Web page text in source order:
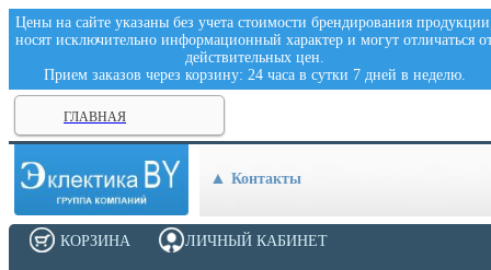
Цены на сайте указаны без учета стоимости брендирования
носят исключительно информационный характер и могут отличаться
действительных цен.
Прием заказов через корзину: 24 часа в сутки 7 дней в неделю.
ГЛАВНАЯ
Контакты
ЛИЧНЫЙ КАБИНЕТ
КОРЗИНА